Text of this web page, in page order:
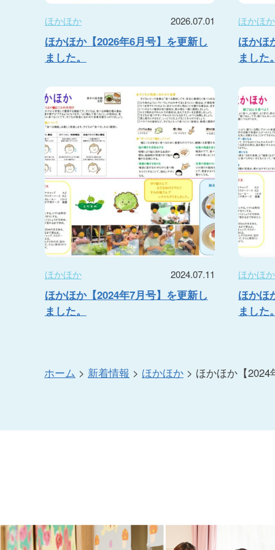
ほかほか 2026.07.01
ほかほか【2026年6月号】を更新し
ました。
ほかほか
ほかほ
ました
ほかほか 2024.07.11
ほかほか【2024年7月号】を更新し
ました。
ほかほか
ほかほ
ました
ホーム > 新着情報 > ほかほか > ほかほか【